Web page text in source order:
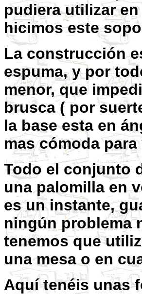
pudiera utilizar
hicimos este
La construcción
espuma, y por
menor, que
brusca ( por
la base esta en
mas cómoda para
Todo el conjunto
una palomilla en
es un instante,
ningún problema
tenemos que
una mesa o en
Aquí tenéis unas